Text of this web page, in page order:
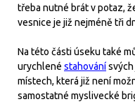
třeba nutné brát v potaz,
vesnice je již nejméně tři
Na této části úseku také
urychlené stahování
místech, která již není
samostatné myslivecké